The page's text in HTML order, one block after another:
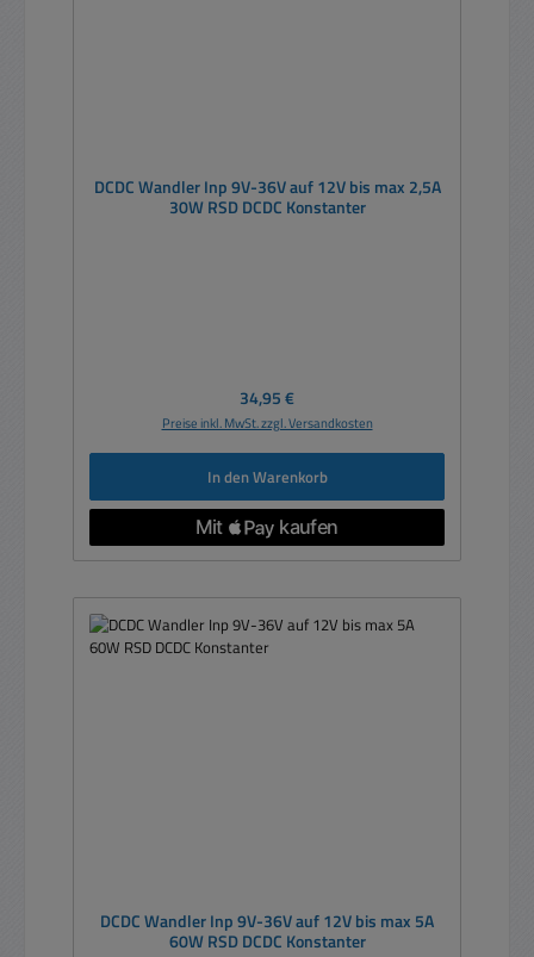
DCDC Wandler Inp 9V-36V auf 12V bis max 2,5A
30W RSD DCDC Konstanter
Regulärer Preis:
34,95 €
Preise inkl. MwSt. zzgl. Versandkosten
In den Warenkorb
DCDC Wandler Inp 9V-36V auf 12V bis max 5A
60W RSD DCDC Konstanter